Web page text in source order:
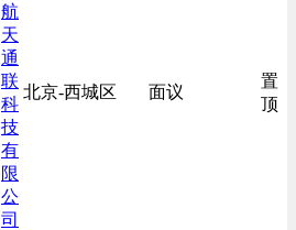
航
天
通
联
科
技
有
限
公
司
北京-西城区 面议
置
顶